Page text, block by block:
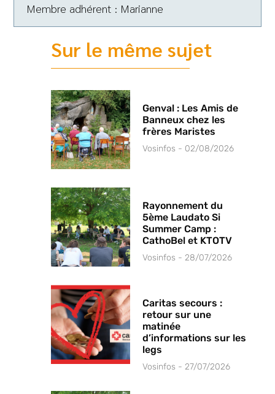
Membre adhérent : Marianne
Sur le même sujet
Genval : Les Amis de
Banneux chez les
frères Maristes
Vosinfos 02/08/2026
Rayonnement du
5ème Laudato Si
Summer Camp :
CathoBel et KTOTV
Vosinfos 28/07/2026
Caritas secours :
retour sur une
matinée
d’informations sur les
legs
Vosinfos 27/07/2026